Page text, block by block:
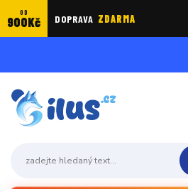
OD
900Kč DOPRAVA ZDARMA